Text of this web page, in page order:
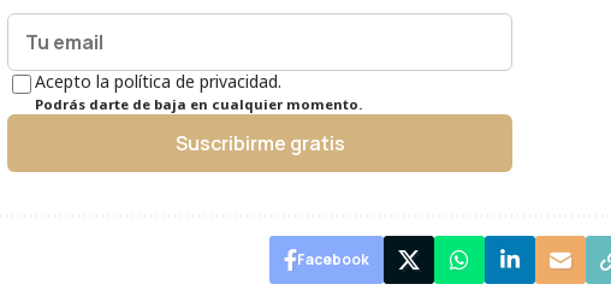
Acepto la política de privacidad.
Podrás darte de baja en cualquier momento.
Suscribirme gratis
Facebook